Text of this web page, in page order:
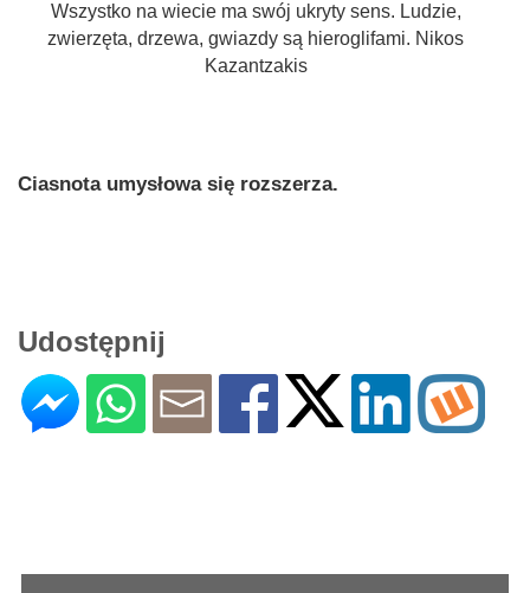
Wszystko na wiecie ma swój ukryty sens. Ludzie,
zwierzęta, drzewa, gwiazdy są hieroglifami. Nikos
Kazantzakis
Ciasnota umysłowa się rozszerza.
Udostępnij